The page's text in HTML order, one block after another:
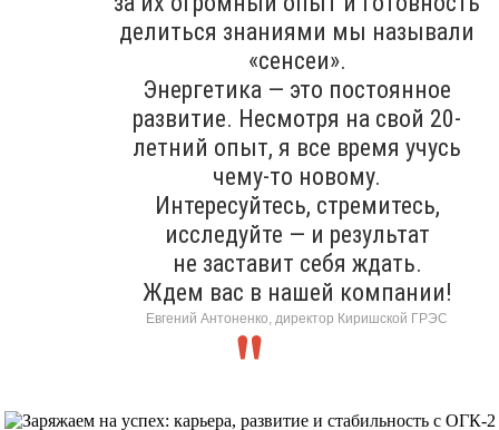
делиться знаниями мы называли
«сенсеи».
Энергетика — это постоянное
развитие. Несмотря на свой 20-
летний опыт, я все время учусь
чему-то новому.
Интересуйтесь, стремитесь,
исследуйте — и результат
не заставит себя ждать.
Ждем вас в нашей компании!
Евгений Антоненко, директор Киришской ГРЭС